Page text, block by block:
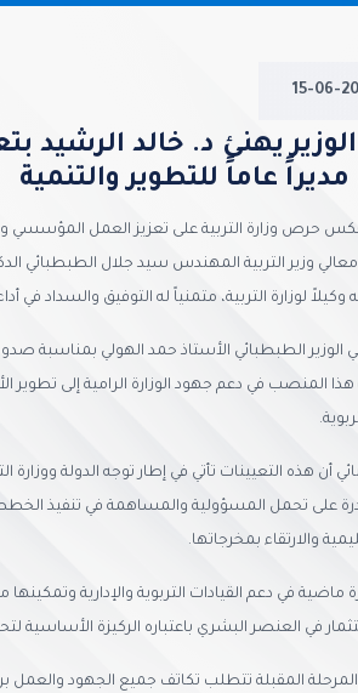
15-06-
يهنئ د. خالد الرشيد
عاماً للتطوير والتنمية
حرص وزارة التربية على تعزيز العمل المؤسسي
معالي وزير التربية المهندس سيد جلال
وكيلاً لوزارة التربية، متمنياً له التوفيق والسداد في
الوزير الطبطبائي الأستاذ حمد الهولي بمناسبة صدور
هذا المنصب في دعم جهود الوزارة الرامية إلى
أن هذه التعيينات تأتي في إطار توجه الدولة ووزارة
على تحمل المسؤولية والمساهمة في تنفيذ
والارتقاء بمخرجاتها.
ماضية في دعم القيادات التربوية والإدارية
في العنصر البشري باعتباره الركيزة الأساسية
المرحلة المقبلة تتطلب تكاتف جميع الجهود والعمل